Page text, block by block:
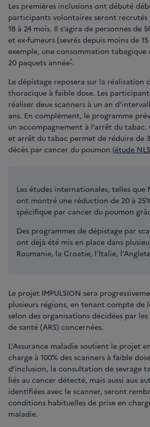
Les premières inclusions ont débuté
participants volontaires seront recrutés
18 à 24 mois. Il s’agira de personnes de
et ex-fumeurs (sevrés depuis moins de
exemple, une consommation tabagique
20 paquets année*.
Le dépistage reposera sur la réalisation
thoracique à faible dose. Les
réaliser deux scanners à un an
ans. En complément, le programme
un accompagnement à l’arrêt du
et arrêt du tabac permet de réduire de
décès par cancer du poumon (étude
Les études internationales, telles que
ont montré une réduction de 20 à
spécifique par cancer du poumon
Des programmes de dépistage par
ont déjà été mis en place dans
Roumanie, la Croatie, l’Italie,
Le projet IMPULSION sera
plusieurs régions, en tenant compte de
selon des organisations décidées par
de santé (ARS) concernées.
L’Assurance maladie soutient le projet
charge à 100% des scanners à faible
d’inclusion, la consultation de sevrage
liés au cancer détecté, mais aussi aux
identifiées avec le scanner, seront
conditions habituelles de prise en
maladie.